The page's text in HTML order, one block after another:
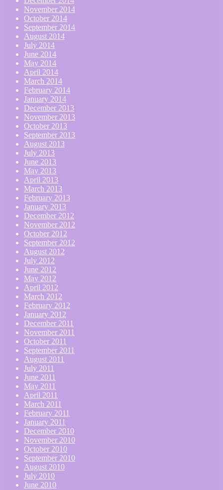
November 2014
October 2014
September 2014
August 2014
July 2014
June 2014
May 2014
April 2014
March 2014
February 2014
January 2014
December 2013
November 2013
October 2013
September 2013
August 2013
July 2013
June 2013
May 2013
April 2013
March 2013
February 2013
January 2013
December 2012
November 2012
October 2012
September 2012
August 2012
July 2012
June 2012
May 2012
April 2012
March 2012
February 2012
January 2012
December 2011
November 2011
October 2011
September 2011
August 2011
July 2011
June 2011
May 2011
April 2011
March 2011
February 2011
January 2011
December 2010
November 2010
October 2010
September 2010
August 2010
July 2010
June 2010